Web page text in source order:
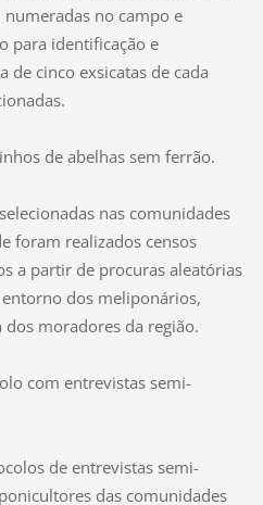
no campo e
para identificação e
de cinco exsicatas de cada
de abelhas sem ferrão.
nas comunidades
foram realizados censos
a partir de procuras aleatórias
dos meliponários,
moradores da região.
com entrevistas semi-
de entrevistas semi-
das comunidades